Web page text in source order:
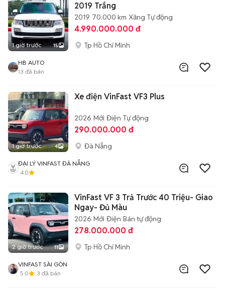
1 giờ trước 15
2019 Trắng
2019 70.000 km Xăng Tự động
4.990.000.000 đ
Tp Hồ Chí Minh
HB AUTO
13 đã bán
1 giờ trước 4
Xe điện VinFast VF3 Plus
2026 Mới Điện Tự động
290.000.000 đ
Đà Nẵng
ĐẠI LÝ VINFAST ĐÀ NẴNG
4.0
2 giờ trước 11
VinFast VF 3 Trả Trước 40 Triệu- Giao
Ngay- Đủ Màu
2026 Mới Điện Bán tự động
278.000.000 đ
Tp Hồ Chí Minh
VINFAST SÀI GÒN
5.0
3 đã bán